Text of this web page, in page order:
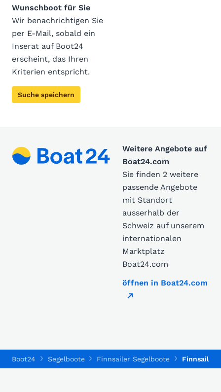
Wunschboot für Sie
Wir benachrichtigen Sie
per E-Mail, sobald ein
Inserat auf Boot24
erscheint, das Ihren
Kriterien entspricht.
Suche speichern
Weitere Angebote auf
Boat24.com
Sie finden 2 weitere
passende Angebote
mit Standort
ausserhalb der
Schweiz auf unserem
internationalen
Marktplatz
Boat24.com
öffnen in Boat24.com
Boot24 Segelboote Finnsailer Segelboote Finnsailer